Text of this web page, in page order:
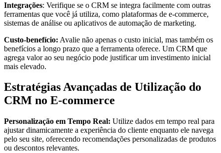
Integrações: Verifique se o CRM se integra facilmente com outras
ferramentas que você já utiliza, como plataformas de e-commerce,
sistemas de análise ou aplicativos de automação de marketing.
Custo-benefício: Avalie não apenas o custo inicial, mas também os
benefícios a longo prazo que a ferramenta oferece. Um CRM que
agrega valor ao seu negócio pode justificar um investimento inicial
mais elevado.
Estratégias Avançadas de Utilização do
CRM no E-commerce
Personalização em Tempo Real: Utilize dados em tempo real para
ajustar dinamicamente a experiência do cliente enquanto ele navega
pelo seu site, oferecendo recomendações personalizadas de produtos
ou descontos relevantes.